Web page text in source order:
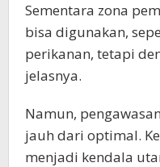
Sementara zona
bisa digunakan,
perikanan, tetapi
jelasnya.
Namun,
jauh dari optimal.
menjadi kendala